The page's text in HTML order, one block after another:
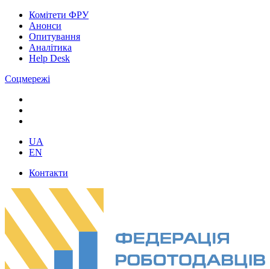
Комітети ФРУ
Анонси
Опитування
Аналітика
Help Desk
Соцмережі
UA
EN
Контакти